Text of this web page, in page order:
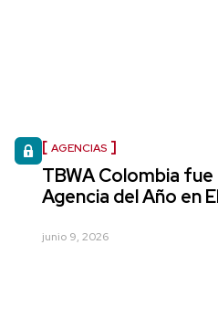
AGENCIAS
TBWA Colombia
Agencia del Año en
junio 9, 2026